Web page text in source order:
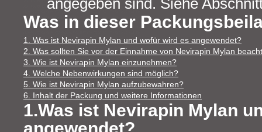
angegeben sind. Siehe
Was in dieser
1. Was ist Nevirapin Mylan und wofür wird es angewendet?
2. Was sollten Sie vor der Einnahme von Nevirapin Mylan
3. Wie ist Nevirapin Mylan einzunehmen?
4. Welche Nebenwirkungen sind möglich?
5. Wie ist Nevirapin Mylan aufzubewahren?
6. Inhalt der Packung und weitere Informationen
1.Was ist Nevirapin Mylan